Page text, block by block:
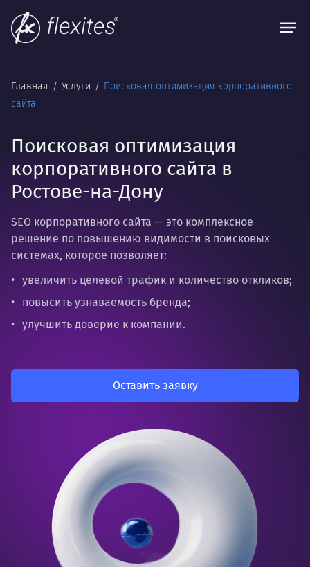
Главная Услуги
Поисковая оптимизация корпоративного
сайта
Поисковая оптимизация
корпоративного сайта в
Ростове-на-Дону
SEO корпоративного сайта — это комплексное
решение по повышению видимости в поисковых
системах, которое позволяет:
увеличить целевой трафик и количество откликов;
повысить узнаваемость бренда;
улучшить доверие к компании.
Оставить заявку